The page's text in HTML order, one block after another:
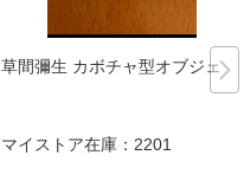
草間彌生 カボチャ型オブジェ
マイストア在庫： 2201